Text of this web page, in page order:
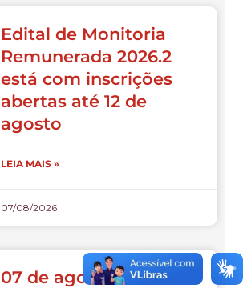
Edital de Monitoria
Remunerada 2026.2
está com inscrições
abertas até 12 de
agosto
LEIA MAIS »
07/08/2026
07 de agosto: